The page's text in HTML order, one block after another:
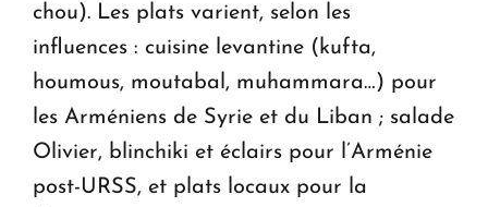
chou). Les plats varient, selon les
influences : cuisine levantine (kufta,
houmous, moutabal, muhammara…) pour
les Arméniens de Syrie et du Liban ; salade
Olivier, blinchiki et éclairs pour l’Arménie
post-URSS, et plats locaux pour la